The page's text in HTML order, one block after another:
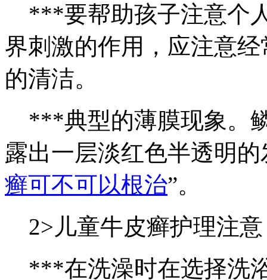
***要帮助孩子注意个
界刺激的作用，应注意
的清洁。
***典型的薄膜现象。
露出一层淡红色半透明
癣可不可以根治”。
2>儿童牛皮癣护理注
***在洗澡时在选择洗